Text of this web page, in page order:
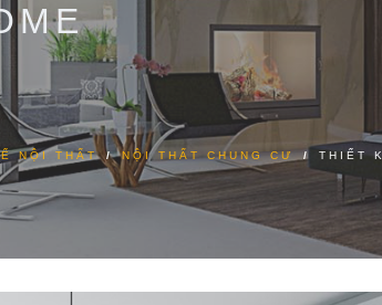
NỘI THẤT / NỘI THẤT CHUNG CƯ / THIẾT